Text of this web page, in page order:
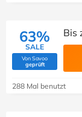
63%
SALE
Von Savoo
geprüft(Von Savoo geprüft)
Bis
288 Mal benutzt